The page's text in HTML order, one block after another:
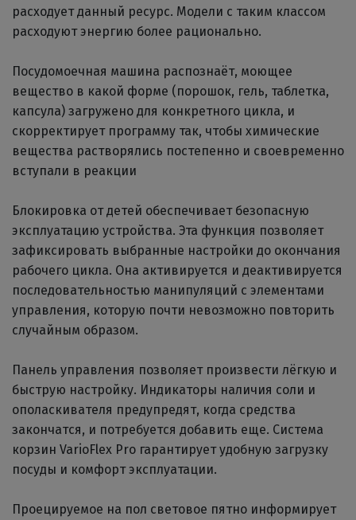
расходует данный ресурс. Модели с таким классом
расходуют энергию более рационально.
Посудомоечная машина распознаёт, моющее
вещество в какой форме (порошок, гель, таблетка,
капсула) загружено для конкретного цикла, и
скорректирует программу так, чтобы химические
вещества растворялись постепенно и своевременно
вступали в реакции
Блокировка от детей обеспечивает безопасную
эксплуатацию устройства. Эта функция позволяет
зафиксировать выбранные настройки до окончания
рабочего цикла. Она активируется и деактивируется
последовательностью манипуляций с элементами
управления, которую почти невозможно повторить
случайным образом.
Панель управления позволяет произвести лёгкую и
быструю настройку. Индикаторы наличия соли и
ополаскивателя предупредят, когда средства
закончатся, и потребуется добавить еще. Система
корзин VarioFlex Pro гарантирует удобную загрузку
посуды и комфорт эксплуатации.
Проецируемое на пол световое пятно информирует